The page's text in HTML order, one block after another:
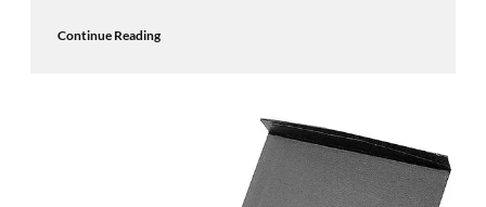
Continue Reading